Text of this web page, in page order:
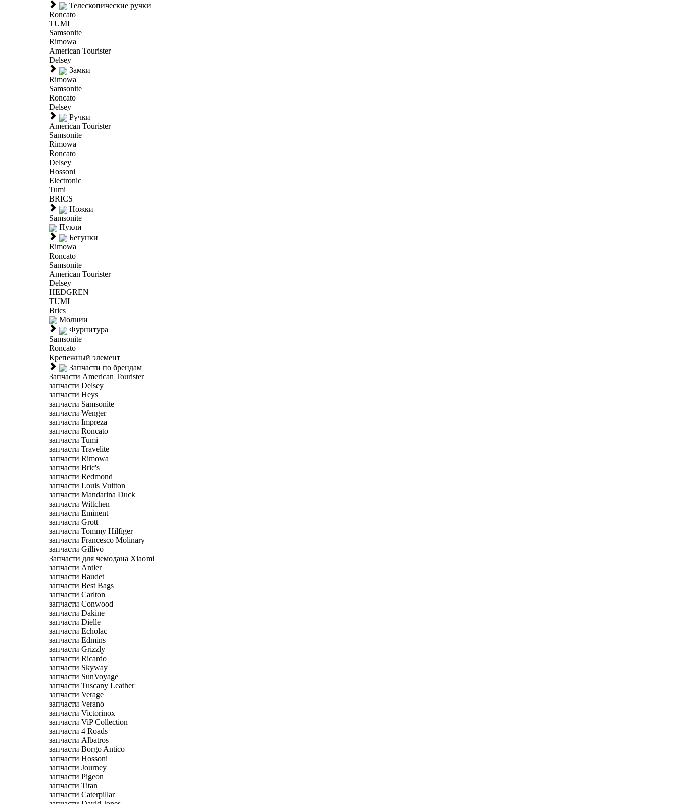
Телескопические ручки
Roncato
TUMI
Samsonite
Rimowa
American Tourister
Delsey
Замки
Rimowa
Samsonite
Roncato
Delsey
Ручки
American Tourister
Samsonite
Rimowa
Roncato
Delsey
Hossoni
Electronic
Tumi
BRICS
Ножки
Samsonite
Пукли
Бегунки
Rimowa
Roncato
Samsonite
American Tourister
Delsey
HEDGREN
TUMI
Brics
Молнии
Фурнитура
Samsonite
Roncato
Крепежный элемент
Запчасти по брендам
Запчасти American Tourister
запчасти Delsey
запчасти Heys
запчасти Samsonite
запчасти Wenger
запчасти Impreza
запчасти Roncato
запчасти Tumi
запчасти Travelite
запчасти Rimowa
запчасти Bric's
запчасти Redmond
запчасти Louis Vuitton
запчасти Mandarina Duck
запчасти Wittchen
запчасти Eminent
запчасти Grott
запчасти Tommy Hilfiger
запчасти Francesco Molinary
запчасти Gillivo
Запчасти для чемодана Xiaomi
запчасти Antler
запчасти Baudet
запчасти Best Bags
запчасти Carlton
запчасти Conwood
запчасти Dakine
запчасти Dielle
запчасти Echolac
запчасти Edmins
запчасти Grizzly
запчасти Ricardo
запчасти Skyway
запчасти SunVoyage
запчасти Tuscany Leather
запчасти Verage
запчасти Verano
запчасти Victorinox
запчасти ViP Collection
запчасти 4 Roads
запчасти Albatros
запчасти Borgo Antico
запчасти Hossoni
запчасти Journey
запчасти Pigeon
запчасти Titan
запчасти Caterpillar